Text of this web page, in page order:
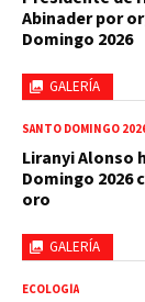
GALERÍA
Abinader por
Domingo 2026
GALERÍA
SANTO DOMINGO
Liranyi Alonso
Domingo 2026
oro
ECOLOGÍA